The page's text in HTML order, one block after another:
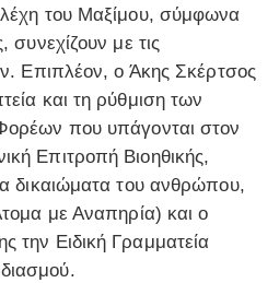
του Μαξίμου, σύμφωνα
συνεχίζουν με τις
Επιπλέον, ο Άκης Σκέρτσος
και τη ρύθμιση των
που υπάγονται στον
Επιτροπή Βιοηθικής,
δικαιώματα του ανθρώπου,
με Αναπηρία) και ο
την Ειδική Γραμματεία